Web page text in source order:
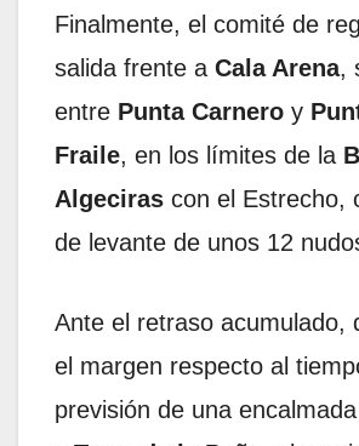
Finalmente, el comité de
salida frente a Cala Arena,
entre Punta Carnero y
Fraile, en los límites de la
Algeciras con el Estrecho,
de levante de unos 12
Ante el retraso acumulado,
el margen respecto al
previsión de una